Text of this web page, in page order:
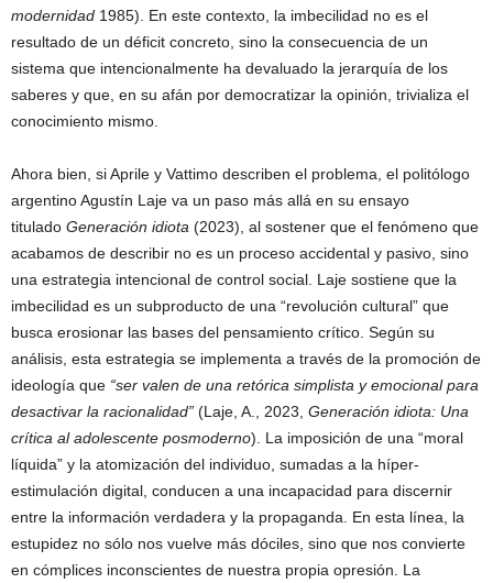
modernidad 1985). En este contexto, la imbecilidad no es el
resultado de un déficit concreto, sino la consecuencia de un
sistema que intencionalmente ha devaluado la jerarquía de los
saberes y que, en su afán por democratizar la opinión, trivializa el
conocimiento mismo.
Ahora bien, si Aprile y Vattimo describen el problema, el politólogo
argentino Agustín Laje va un paso más allá en su ensayo
titulado Generación idiota (2023), al sostener que el fenómeno que
acabamos de describir no es un proceso accidental y pasivo, sino
una estrategia intencional de control social. Laje sostiene que la
imbecilidad es un subproducto de una “revolución cultural” que
busca erosionar las bases del pensamiento crítico. Según su
análisis, esta estrategia se implementa a través de la promoción de
ideología que “ser valen de una retórica simplista y emocional para
desactivar la racionalidad” (Laje, A., 2023, Generación idiota: Una
crítica al adolescente posmoderno). La imposición de una “moral
líquida” y la atomización del individuo, sumadas a la híper-
estimulación digital, conducen a una incapacidad para discernir
entre la información verdadera y la propaganda. En esta línea, la
estupidez no sólo nos vuelve más dóciles, sino que nos convierte
en cómplices inconscientes de nuestra propia opresión. La